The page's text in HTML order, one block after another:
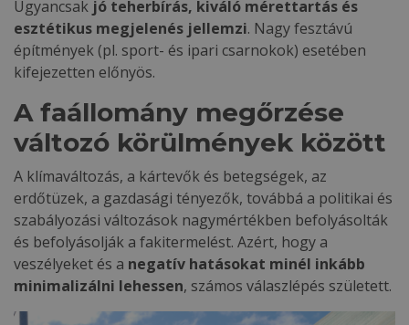
Ugyancsak jó teherbírás, kiváló mérettartás és
esztétikus megjelenés jellemzi. Nagy fesztávú
építmények (pl. sport- és ipari csarnokok) esetében
kifejezetten előnyös.
A faállomány megőrzése
változó körülmények között
A klímaváltozás, a kártevők és betegségek, az
erdőtüzek, a gazdasági tényezők, továbbá a politikai és
szabályozási változások nagymértékben befolyásolták
és befolyásolják a fakitermelést. Azért, hogy a
veszélyeket és a negatív hatásokat minél inkább
minimalizálni lehessen, számos válaszlépés született.